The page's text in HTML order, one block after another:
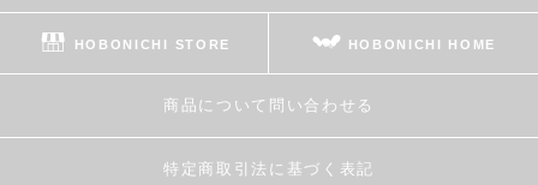
HOBONICHI STORE HOBONICHI HOME
商品について問い合わせる
特定商取引法に基づく表記